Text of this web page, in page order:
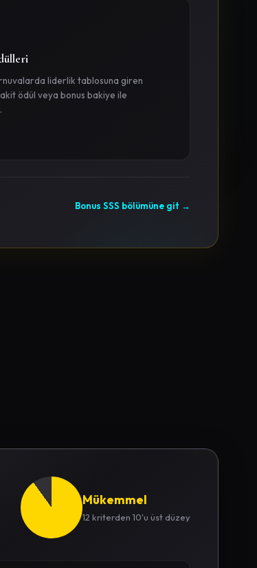
liderlik tablosuna giren
ödül veya bonus bakiye ile
Bonus SSS bölümüne git →
9.0 Mükemmel
12 kriterden 10'u üst düzey